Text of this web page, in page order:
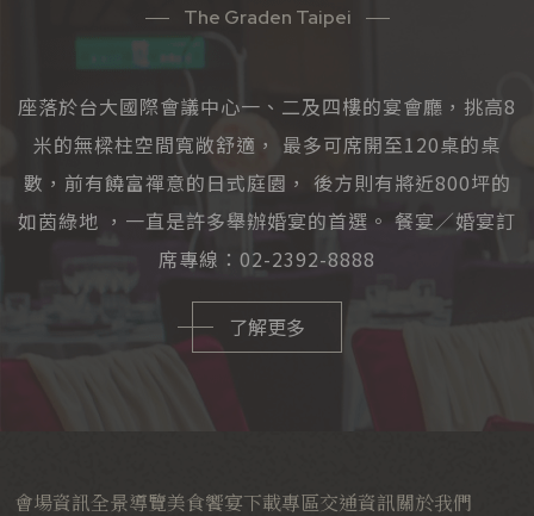
The Graden Taipei
座落於台大國際會議中心一、二及四樓的宴會廳，挑高8
米的無樑柱空間寬敞舒適， 最多可席開至120桌的桌
數，前有饒富禪意的日式庭園， 後方則有將近800坪的
如茵綠地 ，一直是許多舉辦婚宴的首選。 餐宴／婚宴訂
席專線：02-2392-8888
了解更多
會場資訊全景導覽美食饗宴下載專區交通資訊關於我們